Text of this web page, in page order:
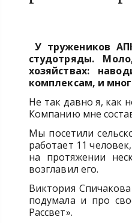
У тружеников
студотряды.
хозяйствах:
комплексам, и
Не так давно я, как
Компанию мне
Мы посетили
работает 11
на протяжении
возглавил его.
Виктория
подумала и про
Рассвет».